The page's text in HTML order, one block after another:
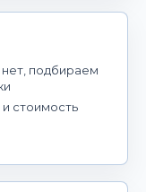
нет, подбираем
стоимость